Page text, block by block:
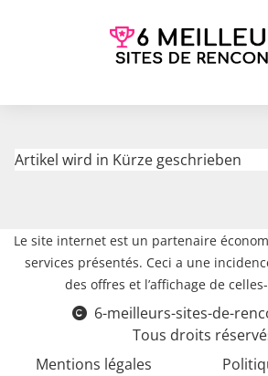
Artikel wird in Kürze geschrieben
Le site internet est un partenaire
services présentés. Ceci a une
des offres et l’affichage de
6-meilleurs-sites-de-
Tous droits
Mentions légales